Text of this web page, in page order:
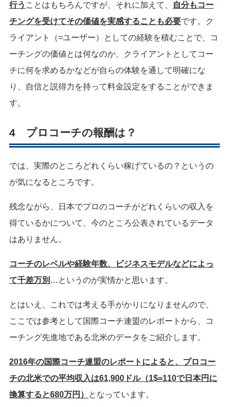
行う ことはもちろんですが、それに加えて、
自分もコー
チングを受けてその価値を実感することも必要です。ク
ライアント（=ユーザー）としての経験を積むことで、コ
ーチングの価値とは何なのか、クライアントとしてコー
チに何を求めるかなどが自らの体験を通して明確にな
り、自信と説得力を持って料金設定をすることができま
す。
4 プロコーチの報酬は？
では、実際のところどれくらい稼げているの？というの
が気になるところです。
残念ながら、日本でプロのコーチがどれくらいの収入を
得ているかについて、今のところ公表されているデータ
はありません。
コーチのレベルや経験年数、ビジネスモデルなどによっ
て千差万別 …というのが実情かと思います。
とはいえ、これでは考える手がかりになりませんので、
ここでは参考として国際コーチ連盟のレポートから、コ
ーチング先進地である北米のデータをご紹介します。
2016年の国際コーチ連盟のレポートによると、プロコー
チの北米での平均収入は61,900ドル（1$=110で日本円に
換算すると680万円） となっています。